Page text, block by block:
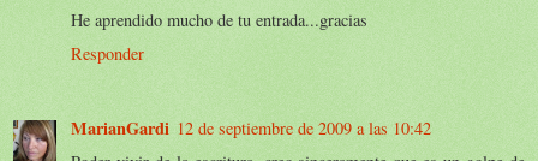
He aprendido mucho de tu entrada...gracias
Responder
MarianGardi 12 de septiembre de 2009 a las 10:42